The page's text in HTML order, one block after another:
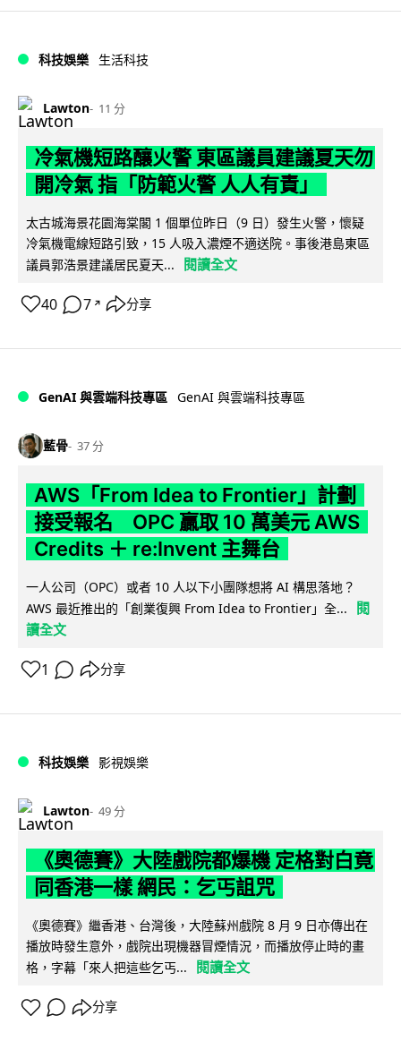
科技娛樂 生活科技
Lawton 11 分
冷氣機短路釀火警 東區議員建議夏天勿
開冷氣 指「防範火警 人人有責」
太古城海景花園海棠閣 1 個單位昨日（9 日）發生火警，懷疑
冷氣機電線短路引致，15 人吸入濃煙不適送院。事後港島東區
議員郭浩景建議居民夏天...
閱讀全文
40 7 ↗ 分享
GenAI 與雲端科技專區 GenAI 與雲端科技專區
藍骨 37 分
AWS「From Idea to Frontier」計劃
接受報名 OPC 贏取 10 萬美元 AWS
Credits ＋ re:Invent 主舞台
一人公司（OPC）或者 10 人以下小團隊想將 AI 構思落地？
AWS 最近推出的「創業復興 From Idea to Frontier」全...
閱
讀全文
1 分享
科技娛樂 影視娛樂
Lawton 49 分
《奧德賽》大陸戲院都爆機 定格對白竟
同香港一樣 網民：乞丐詛咒
《奧德賽》繼香港、台灣後，大陸蘇州戲院 8 月 9 日亦傳出在
播放時發生意外，戲院出現機器冒煙情況，而播放停止時的畫
格，字幕「來人把這些乞丐...
閱讀全文
分享